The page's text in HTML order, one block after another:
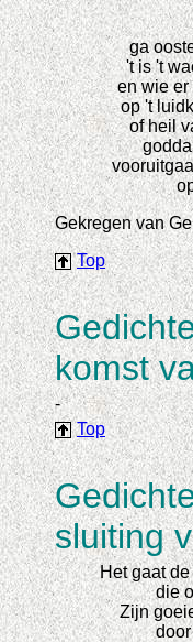
ga
't is 't
en wie er
op 't
of heil
Gekregen van
Top
komst
-
Top
sluiting
Het gaat
die
Zijn